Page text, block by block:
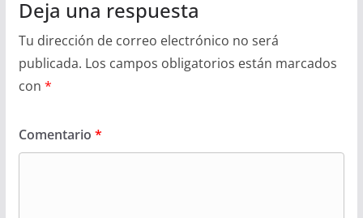
Deja una respuesta
Tu dirección de correo electrónico no será
publicada. Los campos obligatorios están marcados
con *
Comentario *